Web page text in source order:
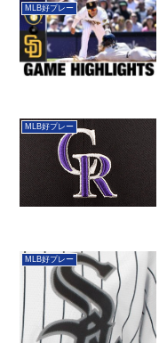
MLB好プレー
MLB好プレー
MLB好プレー